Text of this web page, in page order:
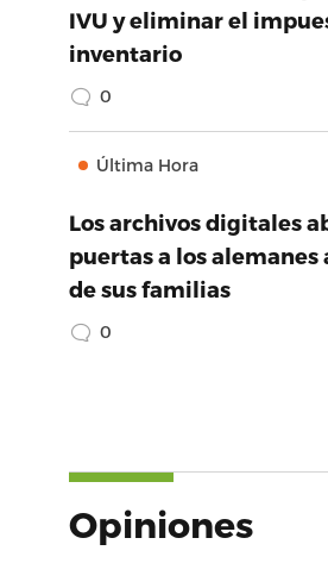
IVU y eliminar el
inventario
0
Última Hora
Los archivos digitales
puertas a los alemanes
de sus familias
0
Opiniones